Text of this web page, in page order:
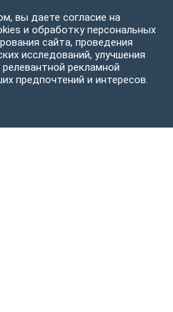
вы даете согласие на
и обработку персональных
сайта, проведения
исследований, улучшения
рекламной
предпочтений и интересов.